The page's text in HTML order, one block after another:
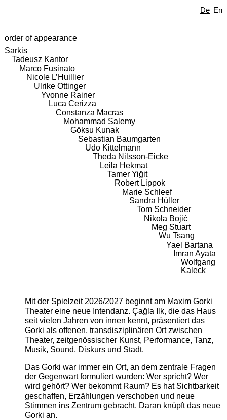
De En
order of appearance
Sarkis
Tadeusz Kantor
Marco Fusinato
Nicole L’Huillier
Ulrike Ottinger
Yvonne Rainer
Luca Cerizza
Constanza Macras
Mohammad Salemy
Göksu Kunak
Sebastian Baumgarten
Udo Kittelmann
Theda Nilsson-Eicke
Leila Hekmat
Tamer Yiğit
Robert Lippok
Marie Schleef
Sandra Hüller
Tom Schneider
Nikola Bojić
Meg Stuart
Wu Tsang
Yael Bartana
Imran Ayata
Wolfgang
Kaleck
Mit der Spielzeit 2026/2027 beginnt am Maxim Gorki
Theater eine neue Intendanz. Çağla Ilk, die das Haus
seit vielen Jahren von innen kennt, präsentiert das
Gorki als offenen, transdisziplinären Ort zwischen
Theater, zeitgenössischer Kunst, Performance, Tanz,
Musik, Sound, Diskurs und Stadt.
Das Gorki war immer ein Ort, an dem zentrale Fragen
der Gegenwart formuliert wurden: Wer spricht? Wer
wird gehört? Wer bekommt Raum? Es hat Sichtbarkeit
geschaffen, Erzählungen verschoben und neue
Stimmen ins Zentrum gebracht. Daran knüpft das neue
Gorki an.